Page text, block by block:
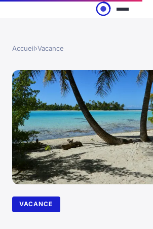
Accueil›Vacance
VACANCE